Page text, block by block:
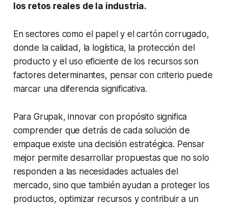
los retos reales de la industria.
En sectores como el papel y el cartón corrugado,
donde la calidad, la logística, la protección del
producto y el uso eficiente de los recursos son
factores determinantes, pensar con criterio puede
marcar una diferencia significativa.
Para Grupak, innovar con propósito significa
comprender que detrás de cada solución de
empaque existe una decisión estratégica. Pensar
mejor permite desarrollar propuestas que no solo
responden a las necesidades actuales del
mercado, sino que también ayudan a proteger los
productos, optimizar recursos y contribuir a un